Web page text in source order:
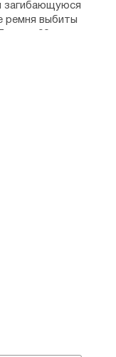
загибающуюся
ремня выбиты